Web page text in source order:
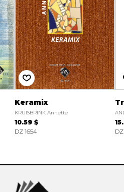
Keramix
KRUISBRINK Annette
10.59 $
DZ 1654